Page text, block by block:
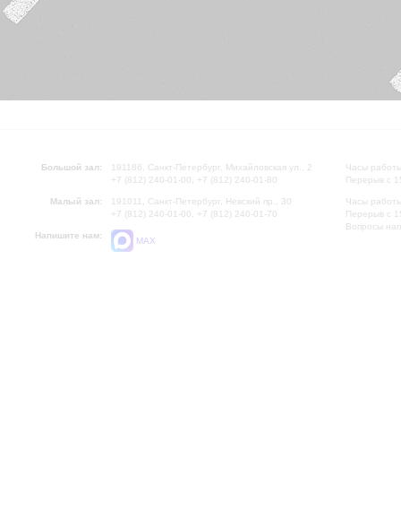
Большой зал:
191186, Санкт-Петербург, Михайловская ул., 2
+7 (812) 240-01-00, +7 (812) 240-01-80
Малый зал:
191011, Санкт-Петербург, Невский пр., 30
+7 (812) 240-01-00, +7 (812) 240-01-70
Напишите нам:
MAX
Часы
Перерыв с
Часы
Перерыв с
Вопросы